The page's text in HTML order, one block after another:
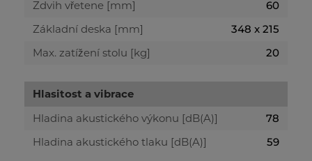
Zdvih vřetene [mm]
60
Základní deska [mm]
348 x 215
Max. zatížení stolu [kg]
20
Hlasitost a vibrace
Hladina akustického výkonu [dB(A)]
78
Hladina akustického tlaku [dB(A)]
59